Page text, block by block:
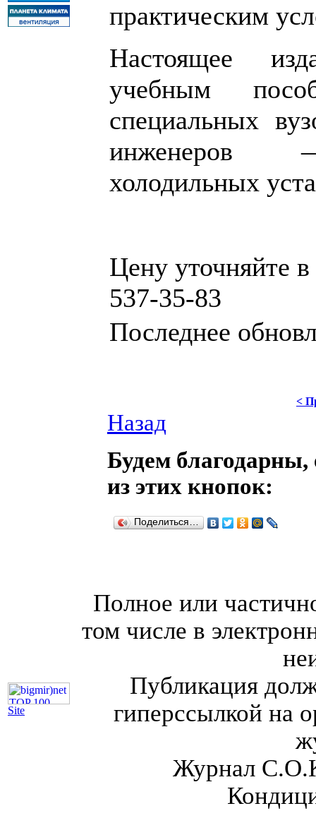
практическим
Настоящее
учебным
специальных
инженеров
холодильных
Цену уточняйте
537-35-83
Последнее
<
Назад
Будем благодарны,
из этих кнопок:
Поделиться…
Site
Полное или
том числе в
Публикация
гиперссылкой на
Журнал